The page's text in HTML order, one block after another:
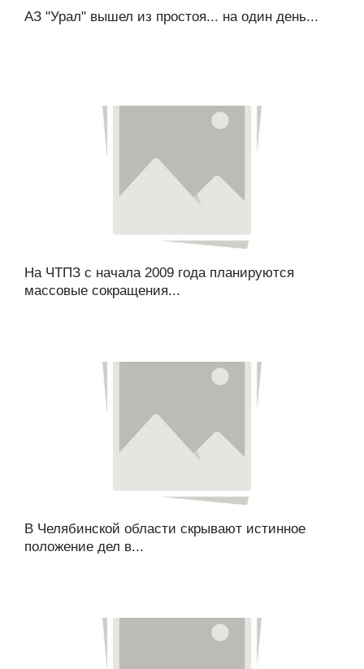
АЗ "Урал" вышел из простоя... на один день...
На ЧТПЗ с начала 2009 года планируются
массовые сокращения...
В Челябинской области скрывают истинное
положение дел в...